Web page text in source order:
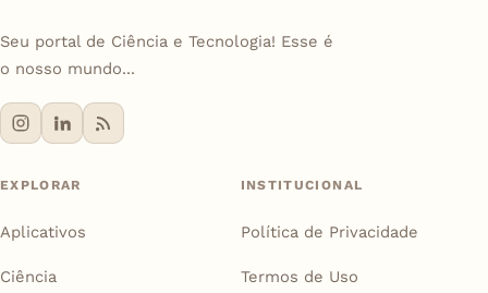
Seu portal de Ciência e Tecnologia! Esse é
o nosso mundo...
EXPLORAR
Aplicativos
Ciência
INSTITUCIONAL
Política de Privacidade
Termos de Uso